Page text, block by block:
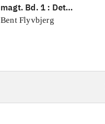
magt. Bd. 1 : Det
konkretes videnskab
Bent Flyvbjerg